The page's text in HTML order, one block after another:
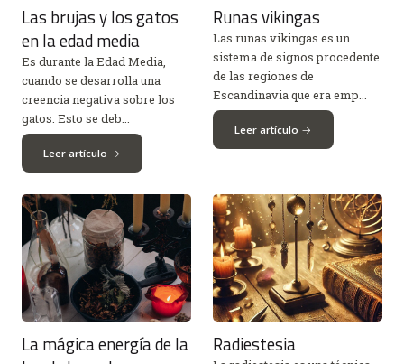
Las brujas y los gatos
en la edad media
Es durante la Edad Media,
cuando se desarrolla una
creencia negativa sobre los
gatos. Esto se deb...
Leer artículo
Runas vikingas
Las runas vikingas es un
sistema de signos procedente
de las regiones de
Escandinavia que era emp...
Leer artículo
La mágica energía de la
Radiestesia